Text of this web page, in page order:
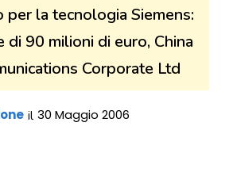
per la tecnologia Siemens:
di 90 milioni di euro, China
Corporate Ltd
il 30 Maggio 2006